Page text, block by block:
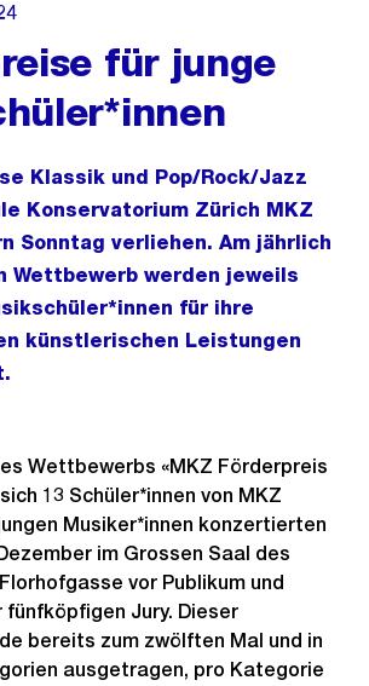
für junge
Klassik und Pop/Rock/Jazz
Konservatorium Zürich MKZ
Sonntag verliehen. Am jährlich
Wettbewerb werden jeweils
für ihre
künstlerischen Leistungen
Wettbewerbs «MKZ Förderpreis
13 Schüler*innen von MKZ
Musiker*innen konzertierten
im Grossen Saal des
vor Publikum und
Jury. Dieser
bereits zum zwölften Mal und in
ausgetragen, pro Kategorie